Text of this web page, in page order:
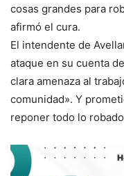
cosas grandes para
afirmó el cura.
El intendente de
ataque en su cuenta
clara amenaza al
comunidad». Y
reponer todo lo